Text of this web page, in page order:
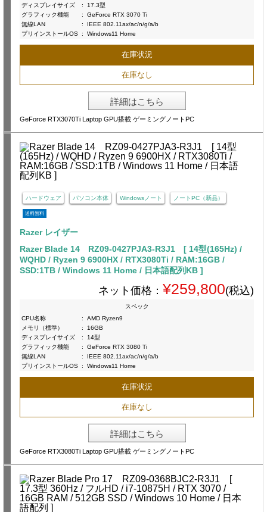
ディスプレイサイズ
:
17.3型
グラフィック機能
:
GeForce RTX 3070 Ti
無線LAN
:
IEEE 802.11ax/ac/n/g/a/b
プリインストールOS : Windows11 Home
在庫状況
在庫なし
詳細はこちら
GeForce RTX3070Ti Laptop GPU搭載 ゲーミングノートPC
ハードウェア パソコン本体 Windowsノート ノートPC（新品）
送料無料
Razer レイザー
Razer Blade 14 RZ09-0427PJA3-R3J1 [ 14型(165Hz) /
WQHD / Ryzen 9 6900HX / RTX3080Ti / RAM:16GB /
SSD:1TB / Windows 11 Home / 日本語配列KB ]
ネット価格： ¥259,800(税込)
スペック
CPU名称
:
AMD Ryzen9
メモリ（標準）
:
16GB
ディスプレイサイズ
:
14型
グラフィック機能
:
GeForce RTX 3080 Ti
無線LAN
:
IEEE 802.11ax/ac/n/g/a/b
プリインストールOS : Windows11 Home
在庫状況
在庫なし
詳細はこちら
GeForce RTX3080Ti Laptop GPU搭載 ゲーミングノートPC